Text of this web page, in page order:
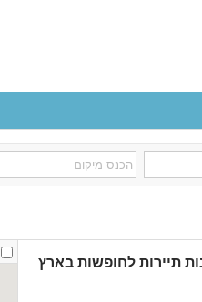
תיירות לחופשות בארץ